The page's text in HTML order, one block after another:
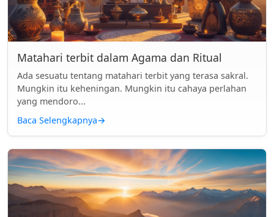
Matahari terbit dalam Agama dan Ritual
Ada sesuatu tentang matahari terbit yang terasa sakral.
Mungkin itu keheningan. Mungkin itu cahaya perlahan
yang mendoro...
Baca Selengkapnya→